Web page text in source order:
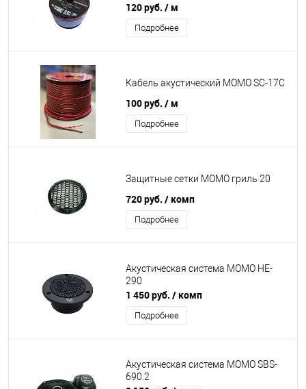
120 руб. / м
Подробнее
Кабель акустический MOMO SC-17C
100 руб. / м
Подробнее
Защитные сетки MOMO гриль 20
720 руб. / комп
Подробнее
Акустическая система MOMO HE-
290
1 450 руб. / комп
Подробнее
Акустическая система MOMO SBS-
690.2